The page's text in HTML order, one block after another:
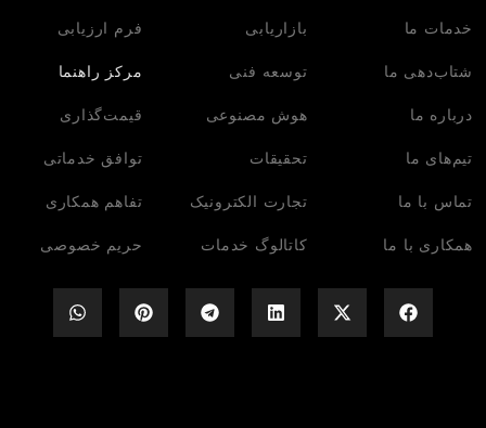
خدمات ما
شتاب‌دهی ما
درباره ما
تیم‌های ما
تماس با ما
همکاری با ما
بازاریابی
توسعه فنی
هوش مصنوعی
تحقیقات
تجارت الکترونیک
کاتالوگ خدمات
فرم ارزیابی
مرکز راهنما
قیمت‌گذاری
توافق خدماتی
تفاهم همکاری
حریم خصوصی